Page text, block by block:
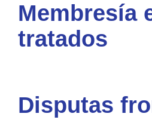
Membresía
tratados
Disputas